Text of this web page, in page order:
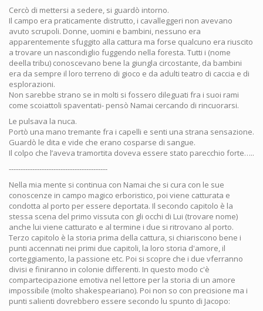
Cercò di mettersi a sedere, si guardò intorno.
Il campo era praticamente distrutto, i cavalleggeri non avevano
avuto scrupoli. Donne, uomini e bambini, nessuno era
apparentemente sfuggito alla cattura ma forse qualcuno era riuscito
a trovare un nascondiglio fuggendo nella foresta. Tutti i (nome
deella tribu) conoscevano bene la giungla circostante, da bambini
era da sempre il loro terreno di gioco e da adulti teatro di caccia e di
esplorazioni.
Non sarebbe strano se in molti si fossero dileguati fra i suoi rami
come scoiattoli spaventati- pensò Namai cercando di rincuorarsi.
Le pulsava la nuca.
Portò una mano tremante fra i capelli e senti una strana sensazione.
Guardò le dita e vide che erano cosparse di sangue.
Il colpo che l’aveva tramortita doveva essere stato parecchio forte…..
------------------------------------------
Nella mia mente si continua con Namai che si cura con le sue
conoscenze in campo magico erboristico, poi viene catturata e
condotta al porto per essere deportata. Il secondo capitolo è la
stessa scena del primo vissuta con gli occhi di Lui (trovare nome)
anche lui viene catturato e al termine i due si ritrovano al porto.
Terzo capitolo è la storia prima della cattura, si chiariscono bene i
punti accennati nei primi due capitoli, la loro storia d'amore, il
corteggiamento, la passione etc. Poi si scopre che i due vferranno
divisi e finiranno in colonie differenti. In questo modo c'è
compartecipazione emotiva nel lettore per la storia di un amore
impossibile (molto shakespeariano). Poi non so con precisione ma i
punti salienti dovrebbero essere secondo lu spunto di Jacopo: